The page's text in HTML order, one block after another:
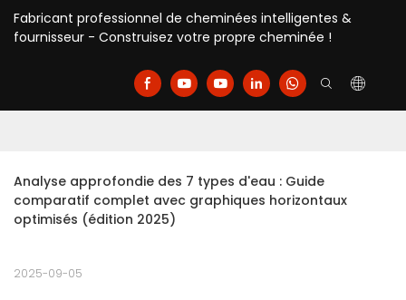
Fabricant professionnel de cheminées intelligentes &
fournisseur - Construisez votre propre cheminée !
Analyse approfondie des 7 types d'eau : Guide
comparatif complet avec graphiques horizontaux
optimisés (édition 2025)
2025-09-05